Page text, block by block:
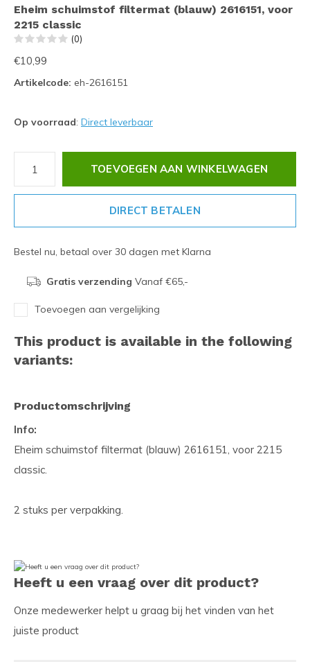
Eheim schuimstof filtermat (blauw) 2616151, voor
2215 classic
(0)
€10,99
Artikelcode: eh-2616151
Op voorraad: Direct leverbaar
TOEVOEGEN AAN WINKELWAGEN
DIRECT BETALEN
Bestel nu, betaal over 30 dagen met Klarna
Gratis verzending Vanaf €65,-
Toevoegen aan vergelijking
This product is available in the following
variants:
Productomschrijving
Info:
Eheim schuimstof filtermat (blauw) 2616151, voor 2215
classic.
2 stuks per verpakking.
Heeft u een vraag over dit product?
Onze medewerker helpt u graag bij het vinden van het
juiste product